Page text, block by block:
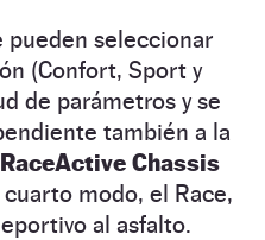
pueden seleccionar
(Confort, Sport y
de parámetros y se
también a la
Chassis
modo, el Race,
al asfalto.